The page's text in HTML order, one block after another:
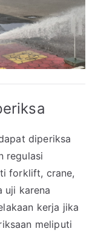
diperiksa
regulasi
forklift, crane,
uji karena
kerja jika
meliputi